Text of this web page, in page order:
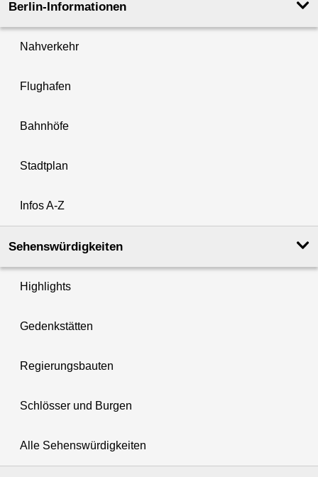
Berlin-Informationen
Nahverkehr
Flughafen
Bahnhöfe
Stadtplan
Infos A-Z
Sehenswürdigkeiten
Highlights
Gedenkstätten
Regierungsbauten
Schlösser und Burgen
Alle Sehenswürdigkeiten